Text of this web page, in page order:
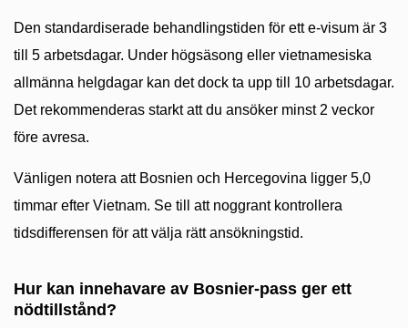
Den standardiserade behandlingstiden för ett e-visum är 3
till 5 arbetsdagar. Under högsäsong eller vietnamesiska
allmänna helgdagar kan det dock ta upp till 10 arbetsdagar.
Det rekommenderas starkt att du ansöker minst 2 veckor
före avresa.
Vänligen notera att Bosnien och Hercegovina ligger 5,0
timmar efter Vietnam. Se till att noggrant kontrollera
tidsdifferensen för att välja rätt ansökningstid.
Hur kan innehavare av Bosnier-pass ger ett
nödtillstånd?